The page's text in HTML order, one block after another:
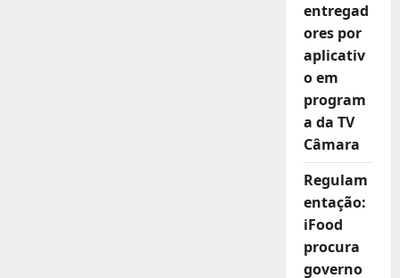
entregad
ores por
aplicativ
o em
program
a da TV
Câmara
Regulam
entação:
iFood
procura
governo